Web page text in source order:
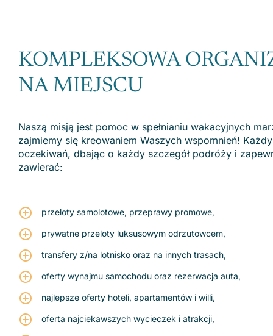
KOMPLEKSOWA
NA MIEJSCU
Naszą misją jest pomoc w spełnianiu wakacyjnych
zajmiemy się kreowaniem Waszych wspomnień!
oczekiwań, dbając o każdy szczegół podróży i
zawierać:
przeloty samolotowe, przeprawy promowe,
prywatne przeloty luksusowym odrzutowcem,
transfery z/na lotnisko oraz na innych trasach,
oferty wynajmu samochodu oraz rezerwacja auta,
najlepsze oferty hoteli, apartamentów i willi,
oferta najciekawszych wycieczek i atrakcji,